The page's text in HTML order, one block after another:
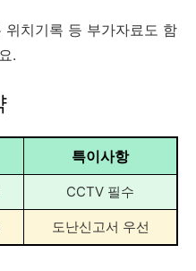
치기록 등 부가자료도 함
.
특이사항
CCTV 필수
도난신고서 우선